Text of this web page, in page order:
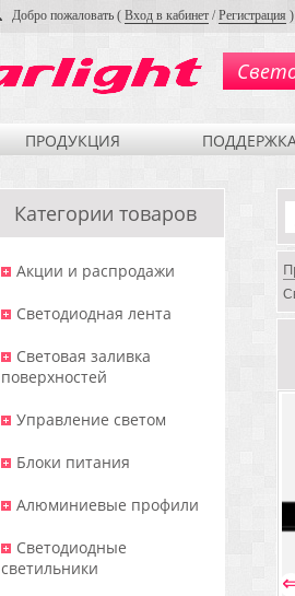
Добро пожаловать ( Вход в кабинет /Регистрация )
ПРОДУКЦИЯ
Категории товаров
Акции и распродажи
Светодиодная лента
Световая заливка
поверхностей
Управление светом
Блоки питания
Алюминиевые профили
Светодиодные
светильники